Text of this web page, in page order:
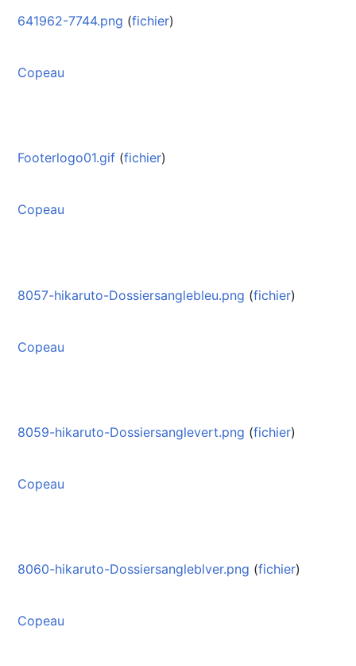
641962-7744.png (fichier)
Copeau
Footerlogo01.gif (fichier)
Copeau
8057-hikaruto-Dossiersanglebleu.png (fichier)
Copeau
8059-hikaruto-Dossiersanglevert.png (fichier)
Copeau
8060-hikaruto-Dossiersangleblver.png (fichier)
Copeau